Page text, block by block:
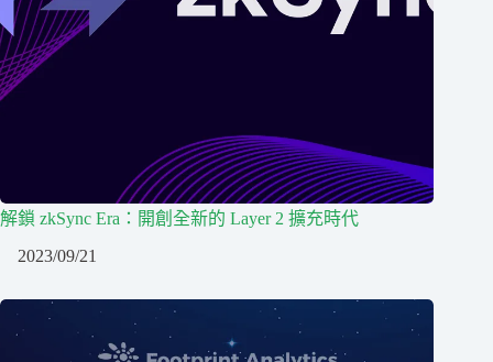
解鎖 zkSync Era：開創全新的 Layer 2 擴充時代
2023/09/21